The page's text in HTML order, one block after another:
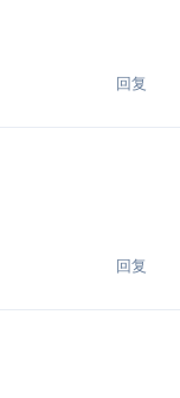
回复
回复